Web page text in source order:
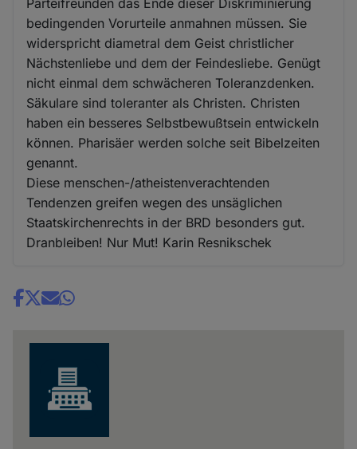
bedingenden Vorurteile anmahnen müssen. Sie
widerspricht diametral dem Geist christlicher
Nächstenliebe und dem der Feindesliebe. Genügt
nicht einmal dem schwächeren Toleranzdenken.
Säkulare sind toleranter als Christen. Christen
haben ein besseres Selbstbewußtsein entwickeln
können. Pharisäer werden solche seit Bibelzeiten
genannt.
Diese menschen-/atheistenverachtenden
Tendenzen greifen wegen des unsäglichen
Staatskirchenrechts in der BRD besonders gut.
Dranbleiben! Nur Mut! Karin Resnikschek
Share